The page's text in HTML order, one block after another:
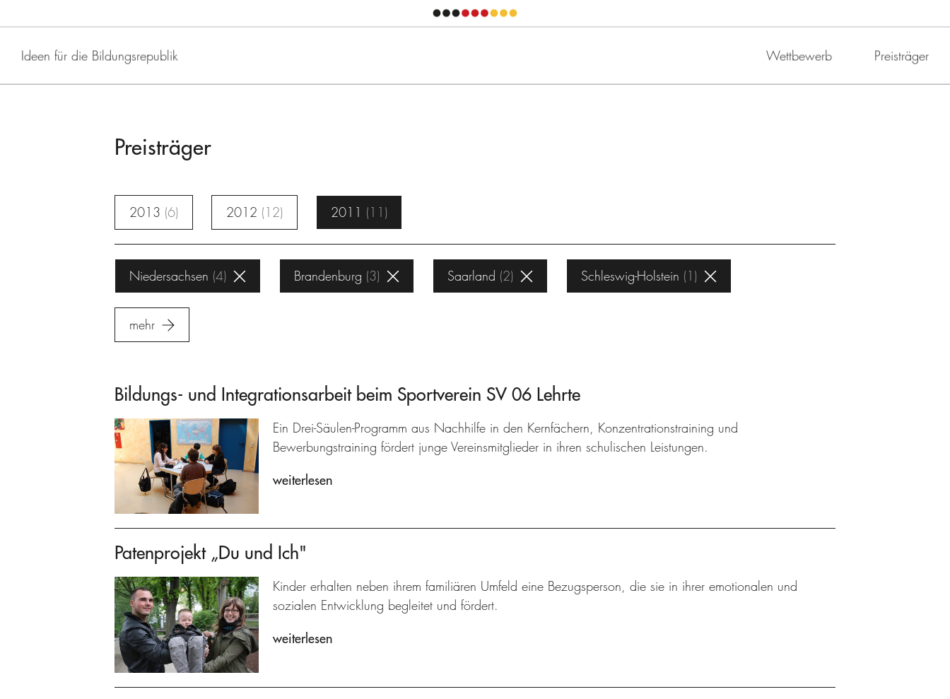
Ideen für die Bildungsrepublik Wettbewerb Preisträger
Preisträger
2013 6 2012 12 2011 11
Niedersachsen 4 Brandenburg 3 Saarland 2 Schleswig-Holstein 1
mehr
Bildungs- und Integrationsarbeit beim Sportverein SV 06 Lehrte
Ein Drei-Säulen-Programm aus Nachhilfe in den Kernfächern, Konzentrationstraining und
Bewerbungstraining fördert junge Vereinsmitglieder in ihren schulischen Leistungen.
weiterlesen
Patenprojekt „Du und Ich"
Kinder erhalten neben ihrem familiären Umfeld eine Bezugsperson, die sie in ihrer emotionalen und
sozialen Entwicklung begleitet und fördert.
weiterlesen